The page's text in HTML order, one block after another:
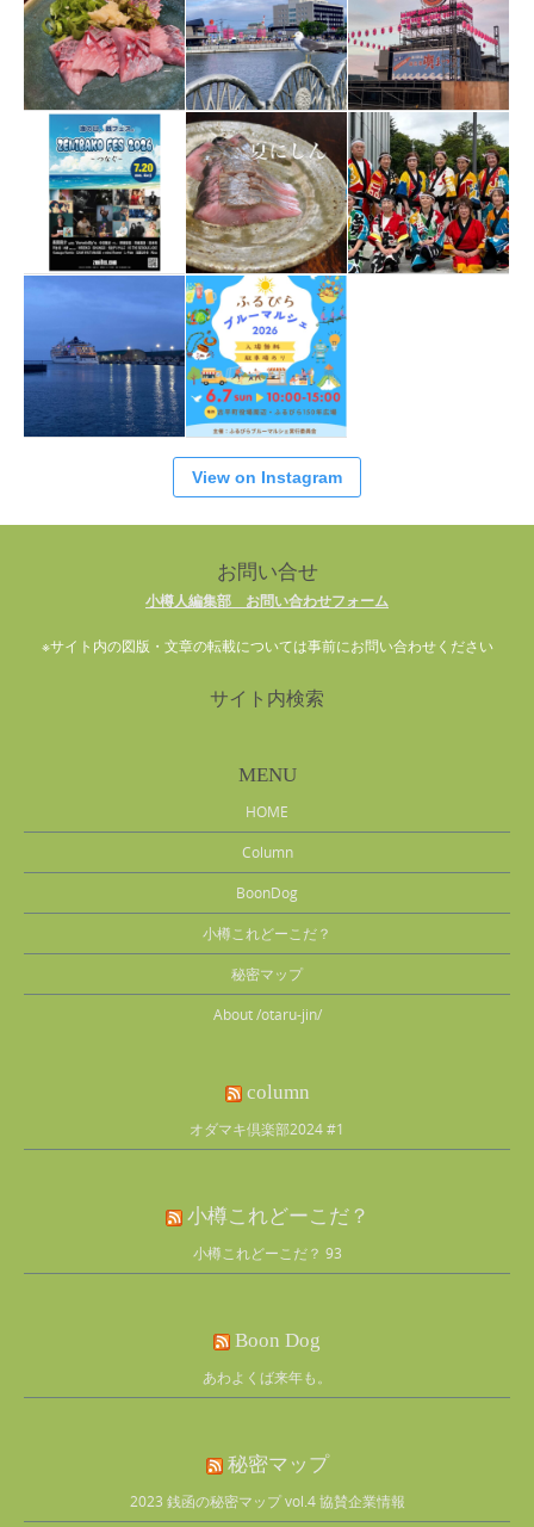
View on Instagram
お問い合せ
小樽人編集部 お問い合わせフォーム
※サイト内の図版・文章の転載については事前にお問い合わせください
サイト内検索
MENU
HOME
Column
BoonDog
小樽これどーこだ？
秘密マップ
About /otaru-jin/
column
オダマキ倶楽部2024 #1
小樽これどーこだ？
小樽これどーこだ？ 93
Boon Dog
あわよくば来年も。
秘密マップ
2023 銭函の秘密マップ vol.4 協賛企業情報